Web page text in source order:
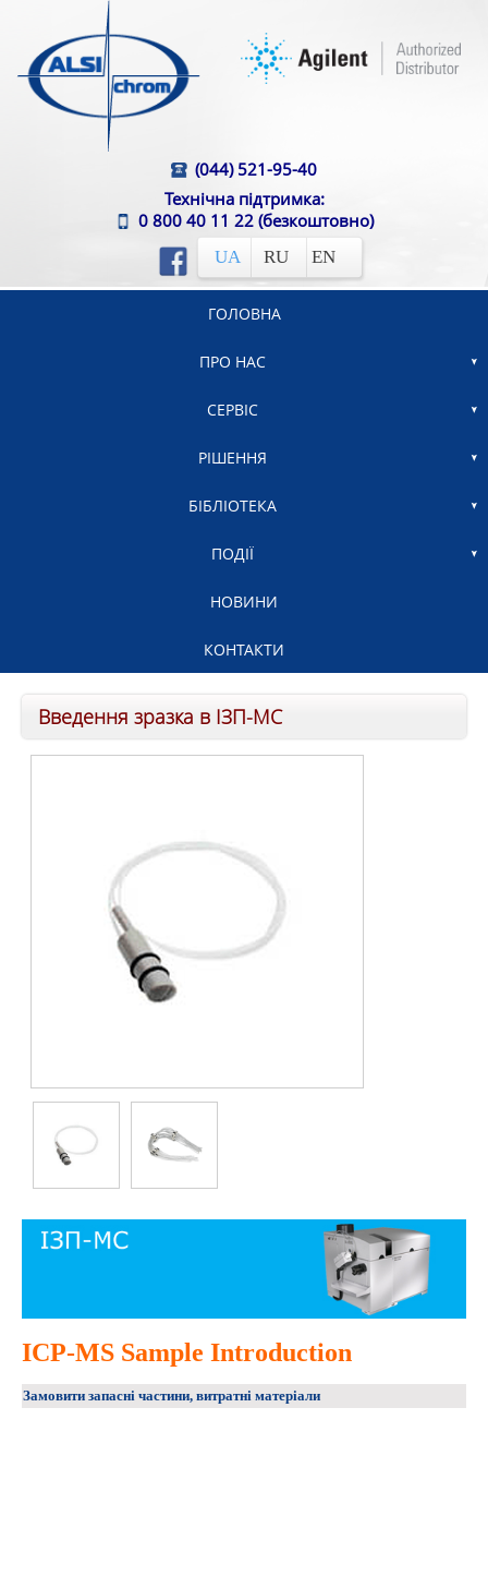
(044) 521-95-40
Технічна підтримка:
0 800 40 11 22(безкоштовно)
UA RU EN
ГОЛОВНА
ПРО НАС
СЕРВІС
РІШЕННЯ
БІБЛІОТЕКА
ПОДІЇ
НОВИНИ
КОНТАКТИ
Введення зразка в ІЗП-МС
ICP-MS Sample Introduction
Замовити запасні частини, витратні матеріали